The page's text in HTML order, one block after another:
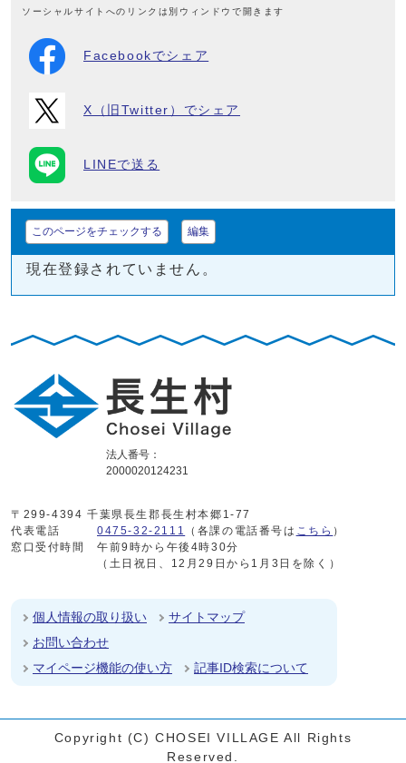
ソーシャルサイトへのリンクは別ウィンドウで開きます
Facebookでシェア
X（旧Twitter）でシェア
LINEで送る
このページをチェックする 編集
現在登録されていません。
法人番号：
2000020124231
〒299-4394 千葉県長生郡長生村本郷1-77
代表電話
0475-32-2111 （各課の電話番号は こちら ）
窓口受付時間
午前9時から午後4時30分
（土日祝日、12月29日から1月3日を除く）
個人情報の取り扱い
サイトマップ
お問い合わせ
マイページ機能の使い方
記事ID検索について
Copyright (C) CHOSEI VILLAGE All Rights
Reserved.